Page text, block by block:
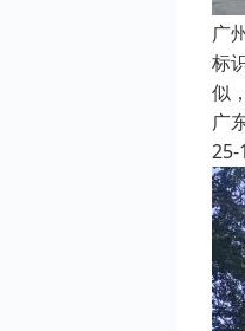
广
标
似
广
25-